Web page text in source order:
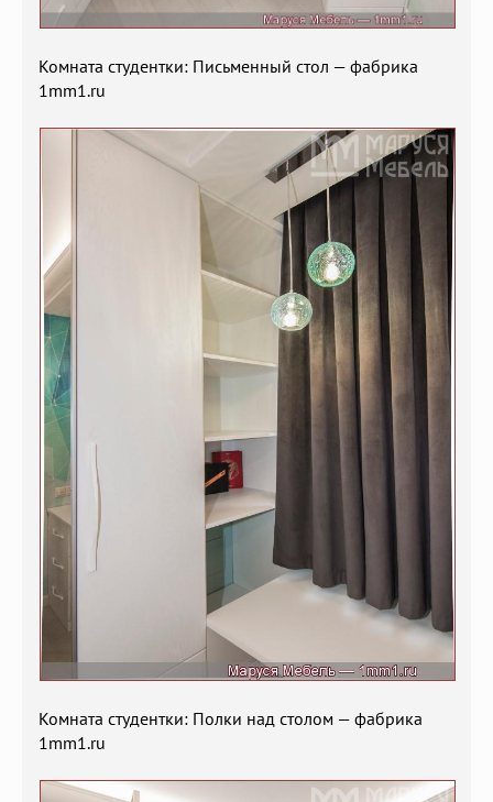
Комната студентки: Письменный стол — фабрика
1mm1.ru
Комната студентки: Полки над столом — фабрика
1mm1.ru